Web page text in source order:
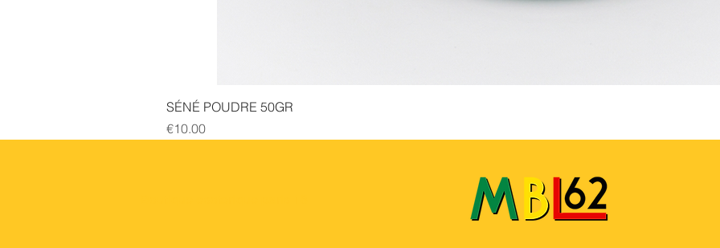
SÉNÉ POUDRE 50GR
Price
€10.00